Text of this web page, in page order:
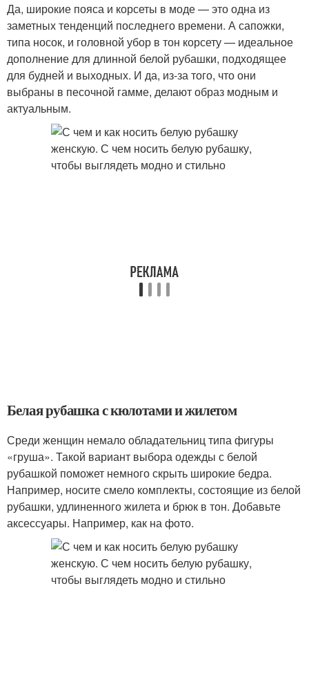
Да, широкие пояса и корсеты в моде — это одна из
заметных тенденций последнего времени. А сапожки,
типа носок, и головной убор в тон корсету — идеальное
дополнение для длинной белой рубашки, подходящее
для будней и выходных. И да, из-за того, что они
выбраны в песочной гамме, делают образ модным и
актуальным.
Белая рубашка с кюлотами и жилетом
Среди женщин немало обладательниц типа фигуры
«груша». Такой вариант выбора одежды с белой
рубашкой поможет немного скрыть широкие бедра.
Например, носите смело комплекты, состоящие из белой
рубашки, удлиненного жилета и брюк в тон. Добавьте
аксессуары. Например, как на фото.